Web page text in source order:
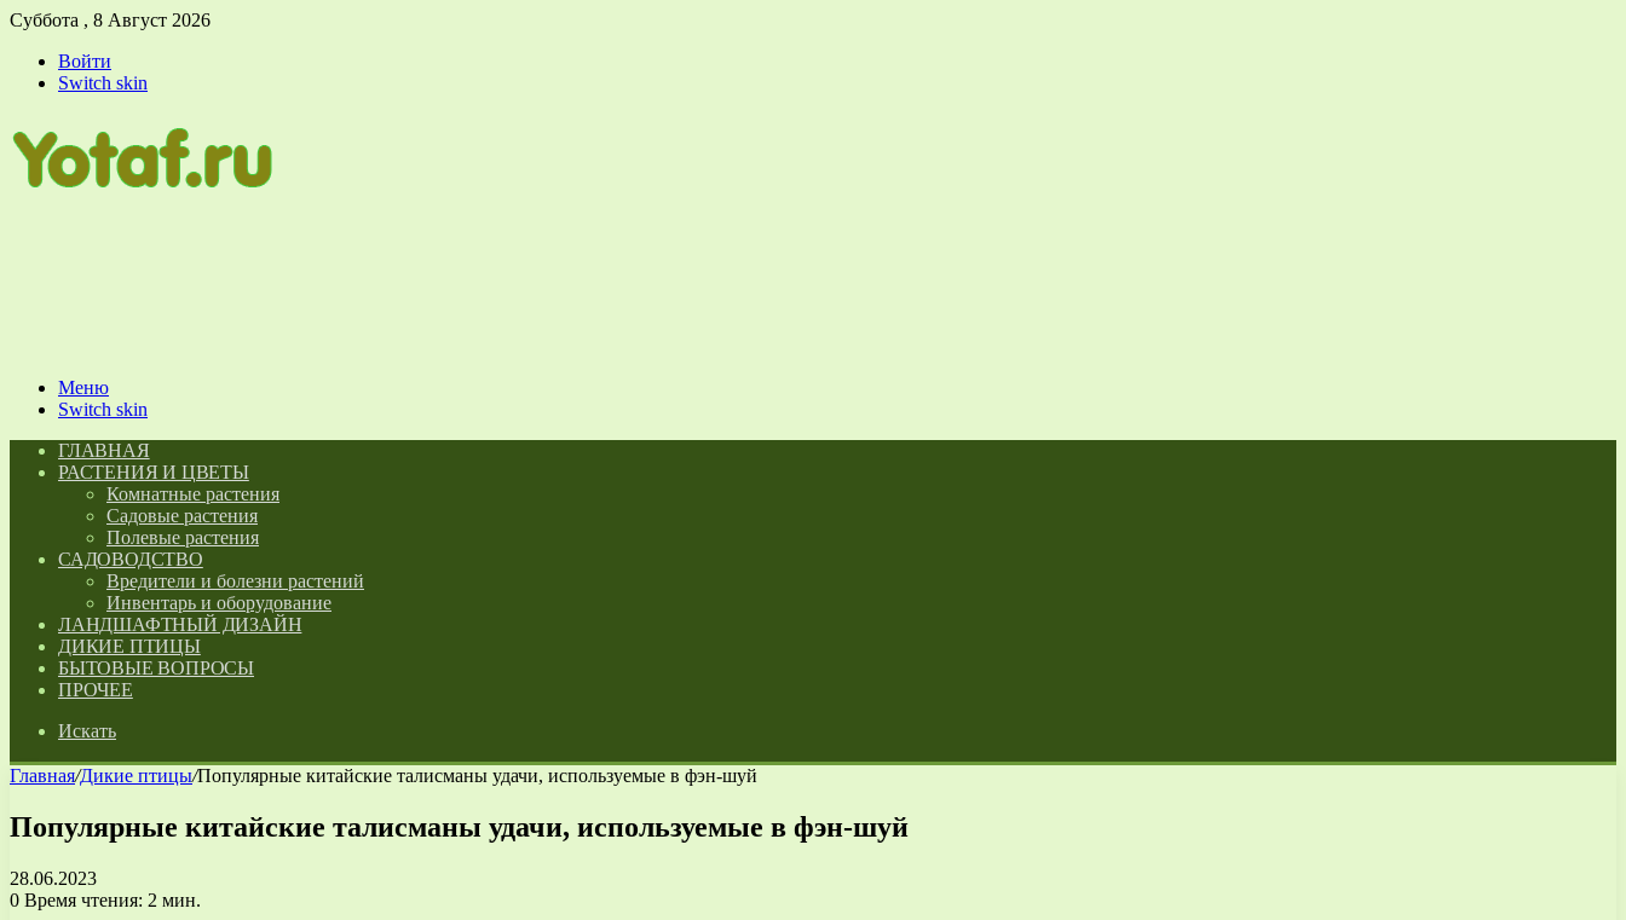
Суббота , 8 Август 2026
Войти
Switch skin
Меню
Switch skin
ГЛАВНАЯ
РАСТЕНИЯ И ЦВЕТЫ
Комнатные растения
Садовые растения
Полевые растения
САДОВОДСТВО
Вредители и болезни растений
Инвентарь и оборудование
ЛАНДШАФТНЫЙ ДИЗАЙН
ДИКИЕ ПТИЦЫ
БЫТОВЫЕ ВОПРОСЫ
ПРОЧЕЕ
Искать
Главная/Дикие птицы/Популярные китайские талисманы удачи, используемые в фэн-шуй
Популярные китайские талисманы удачи, используемые в фэн-шуй
28.06.2023
0 Время чтения: 2 мин.